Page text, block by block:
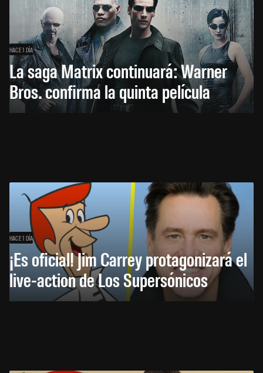
HACE 1 DÍA
La saga Matrix continuará: Warner
Bros. confirma la quinta película
HACE 1 DÍA
¡Es oficial! Jim Carrey protagonizará el
live-action de Los Supersónicos